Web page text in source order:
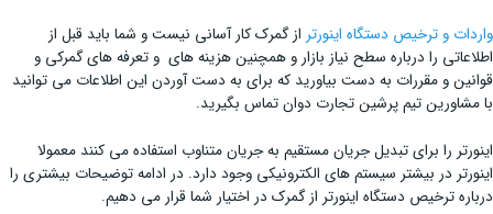
واردات و ترخیص دستگاه اینورتر از گمرک کار آسانی نیست و شما باید قبل از
اطلاعاتی را درباره سطح نیاز بازار و همچنین هزینه های و تعرفه های گمرکی و
قوانین و مقررات به دست بیاورید که برای به دست آوردن این اطلاعات می توانید
با مشاورین تیم پرشین تجارت دوان تماس بگیرید.
اینورتر را برای تبدیل جریان مستقیم به جریان متناوب استفاده می کنند معمولا
اینورتر در بیشتر سیستم های الکترونیکی وجود دارد. در ادامه توضیحات بیشتری را
درباره ترخیص دستگاه اینورتر از گمرک در اختیار شما قرار می دهیم.